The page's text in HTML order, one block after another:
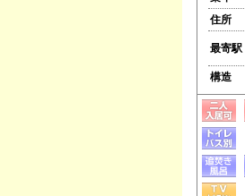
住所
最寄駅
構造